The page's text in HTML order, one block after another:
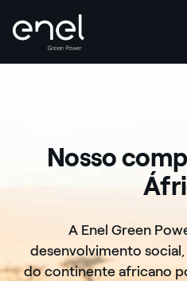
Nosso
A Enel Green
desenvolvimento
do continente africano